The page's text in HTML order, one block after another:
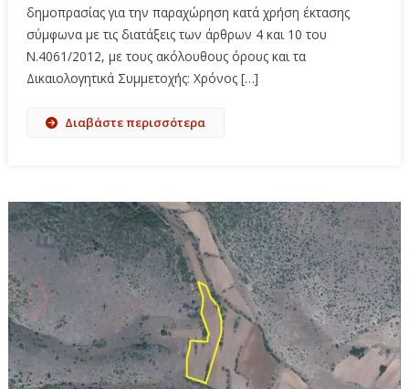
δημοπρασίας για την παραχώρηση κατά χρήση έκτασης
σύμφωνα με τις διατάξεις των άρθρων 4 και 10 του
Ν.4061/2012, με τους ακόλουθους όρους και τα
Δικαιολογητικά Συμμετοχής: Χρόνος […]
Διαβάστε περισσότερα